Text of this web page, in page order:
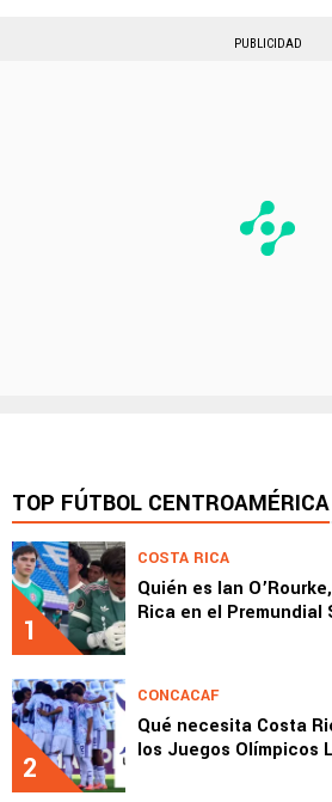
PUBLICIDAD
TOP FÚTBOL CENTROAMÉRICA
1
COSTA RICA
Quién es Ian
Rica en el Premundial
2
CONCACAF
Qué necesita Costa
los Juegos Olímpicos